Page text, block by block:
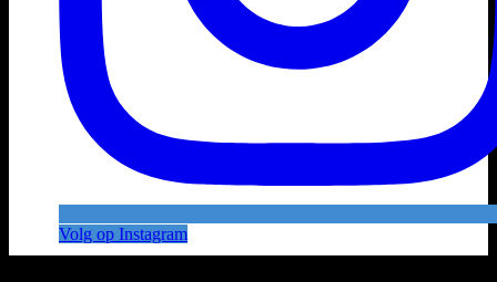
Volg op Instagram